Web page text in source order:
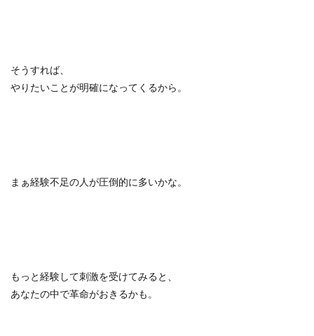
そうすれば、
やりたいことが明確になってくるから。
まぁ経験不足の人が圧倒的に多いかな。
もっと経験して刺激を受けてみると、
あなたの中で革命がおきるかも。